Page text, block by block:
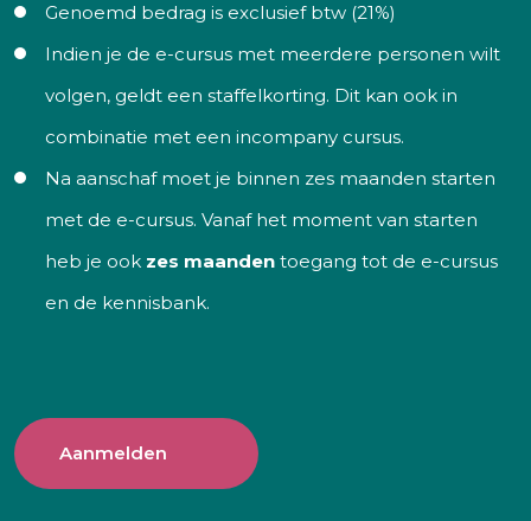
Genoemd bedrag is exclusief btw (21%)
Indien je de e-cursus met meerdere personen wilt
volgen, geldt een staffelkorting. Dit kan ook in
combinatie met een incompany cursus.
Na aanschaf moet je binnen zes maanden starten
met de e-cursus. Vanaf het moment van starten
heb je ook zes maanden toegang tot de e-cursus
en de kennisbank.
Aanmelden